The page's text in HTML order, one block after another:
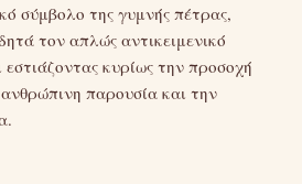
σύμβολο της γυμνής πέτρας,
τον απλώς αντικειμενικό
εστιάζοντας κυρίως την προσοχή
παρουσία και την